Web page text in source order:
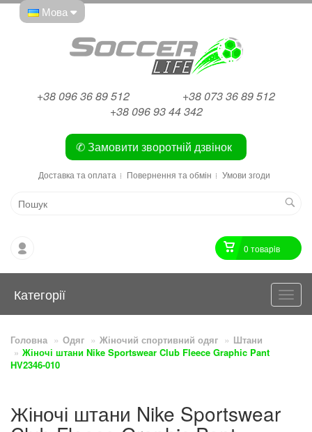
Мова
+38 096 36 89 512
+38 073 36 89 512
+38 096 93 44 342
✆ Замовити зворотній дзвінок
Доставка та оплата Повернення та обмін Умови згоди
0 товарiв
Категорії
Головна Одяг Жіночий спортивний одяг
Штани
Жіночі штани Nike Sportswear Club Fleece Graphic Pant
HV2346-010
Жіночі штани Nike Sportswear